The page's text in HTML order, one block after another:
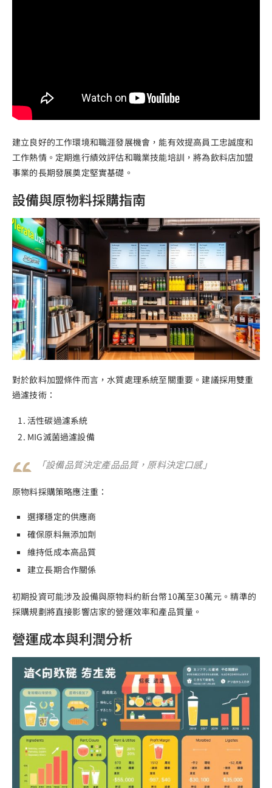
建立良好的工作環境和職涯發展機會，能有效提高員工忠誠度和
工作熱情。定期進行績效評估和職業技能培訓，將為飲料店加盟
事業的長期發展奠定堅實基礎。
設備與原物料採購指南
對於飲料加盟條件而言，水質處理系統至關重要。建議採用雙重
過濾技術：
活性碳過濾系統
MIG滅菌過濾設備
「設備品質決定產品品質，原料決定口感」
原物料採購策略應注重：
選擇穩定的供應商
確保原料無添加劑
維持低成本高品質
建立長期合作關係
初期投資可能涉及設備與原物料約新台幣10萬至30萬元。精準的
採購規劃將直接影響店家的營運效率和產品質量。
營運成本與利潤分析